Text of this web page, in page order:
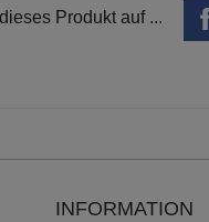
Produkt auf ...
INFORMATION